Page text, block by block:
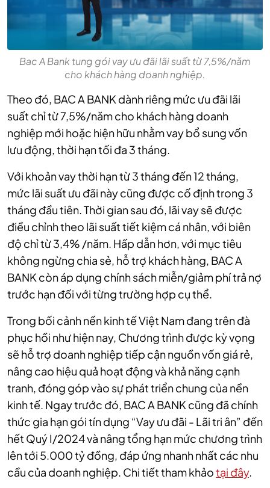
Bac A Bank tung gói vay ưu đãi lãi suất từ 7,5%/năm
cho khách hàng doanh nghiệp.
Theo đó, BAC A BANK dành riêng mức ưu đãi lãi
suất chỉ từ 7,5%/năm cho khách hàng doanh
nghiệp mới hoặc hiện hữu nhằm vay bổ sung vốn
lưu động, thời hạn tối đa 3 tháng.
Với khoản vay thời hạn từ 3 tháng đến 12 tháng,
mức lãi suất ưu đãi này cũng được cố định trong 3
tháng đầu tiên. Thời gian sau đó, lãi vay sẽ được
điều chỉnh theo lãi suất tiết kiệm cá nhân, với biên
độ chỉ từ 3,4% /năm. Hấp dẫn hơn, với mục tiêu
không ngừng chia sẻ, hỗ trợ khách hàng, BAC A
BANK còn áp dụng chính sách miễn/giảm phí trả nợ
trước hạn đối với từng trường hợp cụ thể.
Trong bối cảnh nền kinh tế Việt Nam đang trên đà
phục hồi như hiện nay, Chương trình được kỳ vọng
sẽ hỗ trợ doanh nghiệp tiếp cận nguồn vốn giá rẻ,
nâng cao hiệu quả hoạt động và khả năng cạnh
tranh, đóng góp vào sự phát triển chung của nền
kinh tế. Ngay trước đó, BAC A BANK cũng đã chính
thức gia hạn gói tín dụng “Vay ưu đãi - Lãi tri ân” đến
hết Quý I/2024 và nâng tổng hạn mức chương trình
lên tới 5.000 tỷ đồng, đáp ứng nhanh nhất các nhu
cầu của doanh nghiệp. Chi tiết tham khảotại đây.